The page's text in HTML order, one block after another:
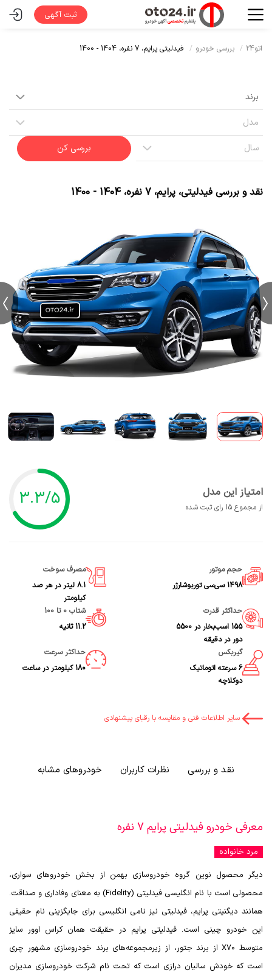
ثبت آگهی
اتو24 بررسی خودرو فیدلیتی پرایم، 7 نفره، 1404 - 1400
بررسی کن
نقد و بررسی فیدلیتی، پرایم، 7 نفره ، 1404 - 1400
امتیاز این مدل
از مجموع 15 رای ثبت شده 3.3/5
حجم موتور
1498 سی‌سی توربوشارژر
مصرف سوخت
8.1 لیتر در هر صد
کیلومتر
حداکثر قدرت
155 اسب‌بخار در 5500
دور در دقیقه
شتاب 0 تا 100
11.2 ثانیه
گیربکس
6 سرعته اتوماتیک
دوکلاچه
حداکثر سرعت
180 کیلومتر در ساعت
سایر اطلاعات فنی و مقایسه با رقبای پیشنهادی
نقد و بررسی نظرات کاربران خودروهای مشابه
معرفی خودرو فیدلیتی پرایم 7 نفره
مرد خانواده
دیگر محصول نوین گروه خودروسازی بهمن از بخش خودروهای سواری،
محصولی است با نام انگلیسی فیدلیتی (Fidelity) به معنای وفاداری و صداقت.
همانند دیگنیتی پرایم، فیدلیتی نیز نامی انگلیسی برای جایگزینی نام حقیقی
این خودرو چینی است. فیدلیتی پرایم در حقیقت همان کراس اوور سایز
متوسط X70از برند جتور، از زیرمجموعه‌های برند خودروسازی مشهور چری
است که خودش سالیان درازی است که تحت نام شرکت خودروسازی مدیران